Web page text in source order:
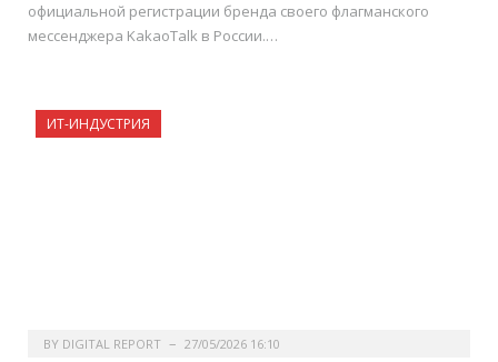
официальной регистрации бренда своего флагманского
мессенджера KakaoTalk в России.…
ИТ-ИНДУСТРИЯ
BY DIGITAL REPORT 27/05/2026 16:10